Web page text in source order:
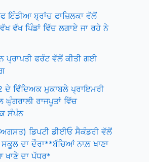
ਇੰਡੀਆ ਬ੍ਰਾਂਚ ਫਾਜ਼ਿਲਕਾ ਵੱਲੋਂ
ਵੱਖ ਪਿੰਡਾਂ ਵਿੱਚ ਲਗਾਏ ਜਾ ਰਹੇ ਨੇ
ਪ੍ਰਾਪਤੀ ਫਰੰਟ ਵੱਲੋਂ ਕੀਤੀ ਗਈ
ਦੇ ਵਿਁਦਿਅਕ ਮੁਕਾਬਲੇ ਪ੍ਰਾਇਮਰੀ
ਰਾਜਪੂਤਾਂ ਵਿੱਚ
ਸੰਪੰਨ
ਡਿਪਟੀ ਡੀਈਓ ਸੈਕੰਡਰੀ ਵੱਲੋਂ
ਦਾ ਦੌਰਾ**ਬੱਚਿਆਂ ਨਾਲ਼ ਖਾਣਾ
ਖਾਣੇ ਦਾ ਪੱਧਰ*